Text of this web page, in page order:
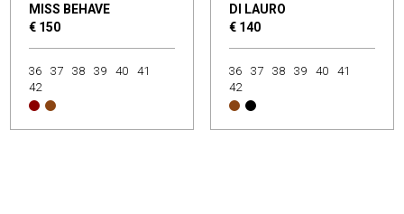
MISS BEHAVE
€ 150
36 37 38 39 40
41
42
DI LAURO
€ 140
36 37 38 39 40
41
42